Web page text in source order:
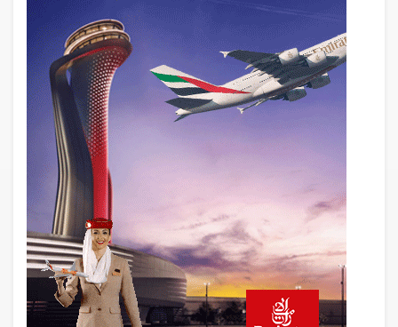
Türkiye’nin Milli Motor Projelerinde Yeni
Dönem: TEI TEKNOLOJİ Kuruldu
22 saat önce
SunExpress Günlük Yolcu Rekorunu 72
Bin 340’a Çıkardı
23 saat önce
İstanbul Havalimanı’nın 4. Pistinde İlk
Test Uçuşu Yapıldı
23 saat önce
Aslıhan Güven, Airport Leader of the
Future Finalisti Oldu